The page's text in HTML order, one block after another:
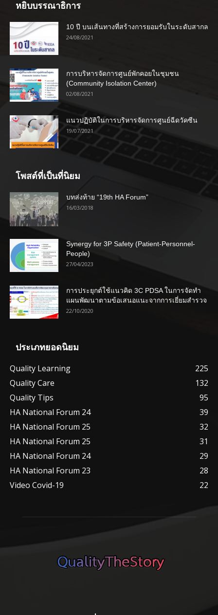
หยิบบรรณาธิการ
10 ปี บนเส้นทางที่สร้างการยอมรับในระดับสากล
24/08/2021
การบริหารจัดการศูนย์พักคอยในชุมชน
(Community Isolation Center)
02/08/2021
แนวปฏิบัติในการบริหารจัดการศูนย์ฉีดวัคซีน
19/07/2021
โพสต์ที่เป็นที่นิยม
บทส่งท้าย “19th HA Forum”
16/03/2018
Synergy for 3P Safety (Patient-Personnel-
People)
27/04/2023
การประยุกต์ใช้แนวคิด 3C PDSA ในการจัดทำ
แผนพัฒนาตามข้อเสนอแนะจากการเยี่ยมสำรวจ
22/10/2020
ประเภทยอดนิยม
Quality Learning
225
Quality Care
132
Quality Tips
95
HA National Forum 24
39
HA National Forum 25
32
HA National Forum 25
31
HA National Forum 24
29
HA National Forum 23
28
Video Covid-19
22